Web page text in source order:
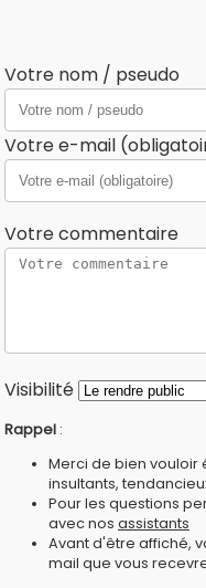
Votre nom / pseudo
Votre e-mail
Votre commentaire
Visibilité
Rappel :
Merci de bien vouloir
insultants,
Pour les questions
avec nos assistants
Avant d'être affiché,
mail que vous